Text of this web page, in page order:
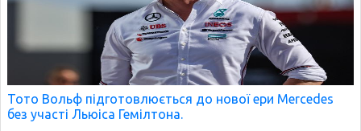
Тото Вольф підготовлюється до нової ери Mercedes
без участі Льюіса Гемілтона.